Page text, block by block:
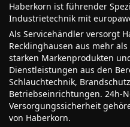
Haberkorn ist führender
Industrietechnik mit
Als Servicehändler versorgt
Recklinghausen aus mehr
starken Markenprodukten
Dienstleistungen aus den
Schlauchtechnik,
Betriebseinrichtungen. 24h-
Versorgungssicherheit
von Haberkorn.